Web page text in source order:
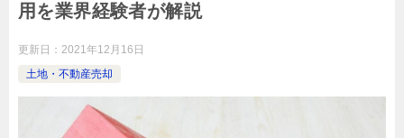
用を業界経験者が解説
更新日： 2021年12月16日
土地・不動産売却